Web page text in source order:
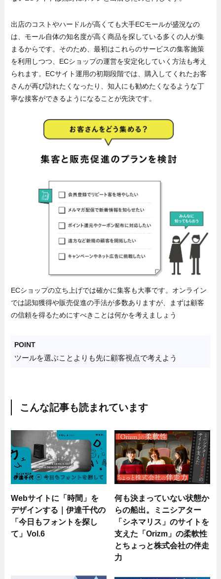
出店のコストやハードルが高くても大手ECモールが盛況なの
は、モール自体の知名度が高く商品を探している多くの人が集
まるからです。そのため、最初はこれらのサービスの集客施策
を利用しつつ、ECショップの運営を安定化していく方法も考え
られます。ECサイト運用の初期段階では、購入してくれたお客
さんが再び訪れたくなったり、知人にも勧めたくなるような丁
寧な接客ができるようになることが先決です。
ECショップの立ち上げでは確かに集客も大事です。オンライン
では認知獲得や販売促進の手法が多数ありますが、まずは顧客
の信頼を得るためにすべきことは何かを考えましょう
POINT
ツールを選ぶことよりも先に顧客視点で考えよう
こんな記事も読まれています
Webサイトに「時間」を
デザインする｜伊達千代の
「今日もフォントを探し
て」Vol.6
何も決まっていない状態か
らの船出。ミニシアター
「シネマリス」のサイトを
支えた「Orizm」の柔軟性
とちょっと株式会社の伴走
力